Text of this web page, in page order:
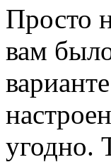
Просто
вам